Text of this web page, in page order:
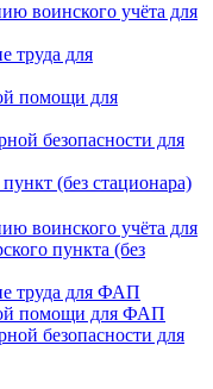
воинского учёта для
труда для
помощи для
безопасности для
(без стационара)
воинского учёта для
пункта (без
труда для ФАП
помощи для ФАП
безопасности для